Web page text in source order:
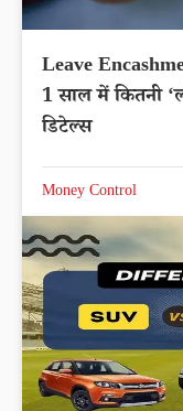
Leave
1 साल में कितनी
डिटेल्स
Money Control